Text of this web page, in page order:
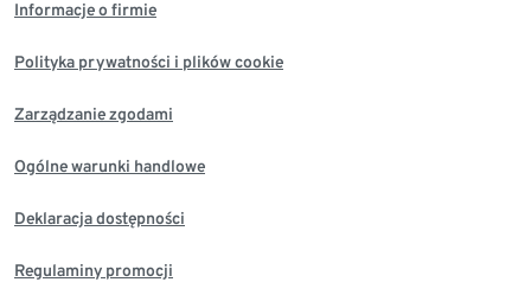
Informacje o firmie
Polityka prywatności i plików cookie
Zarządzanie zgodami
Ogólne warunki handlowe
Deklaracja dostępności
Regulaminy promocji